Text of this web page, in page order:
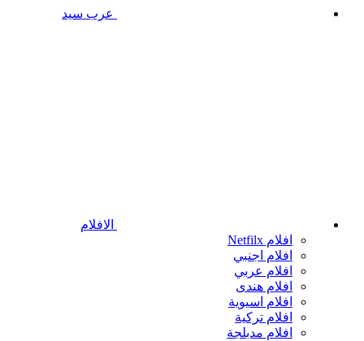
عرب سيد
الافلام
افلام Netfilx
افلام اجنبي
افلام عربي
افلام هندى
افلام اسيوية
افلام تركية
افلام مدبلجة